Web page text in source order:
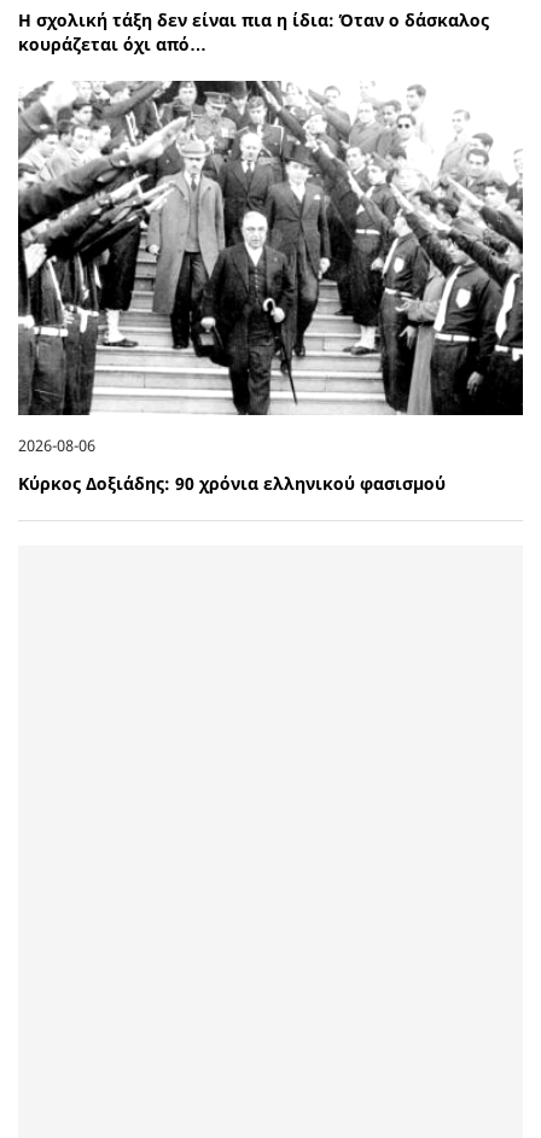
Η σχολική τάξη δεν είναι πια η ίδια: Όταν ο δάσκαλος
κουράζεται όχι από…
2026-08-06
Κύρκος Δοξιάδης: 90 χρόνια ελληνικού φασισμού